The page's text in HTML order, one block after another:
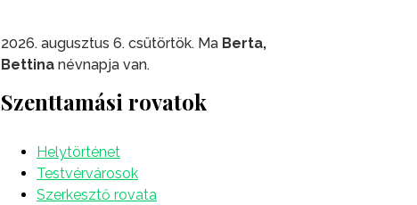
2026. augusztus 6. csütörtök. Ma Berta,
Bettina névnapja van.
Szenttamási rovatok
Helytörténet
Testvérvárosok
Szerkesztő rovata